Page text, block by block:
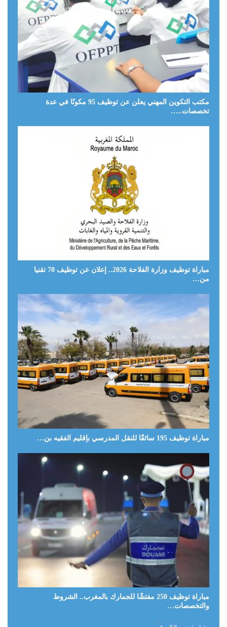
مكتب التكوين المهني يعلن عن توظيف 95 مكونًا في عدة
تخصصات..…
مباراة توظيف وزارة الفلاحة 2026.. إعلان عن توظيف 70 تقنيا
من…
مباراة توظيف 195 سائقًا للنقل المدرسي بإقليم الفقيه بن…
مباراة توظيف 250 مفتشًا للجمارك بالمغرب.. الشروط
والتخصصات…